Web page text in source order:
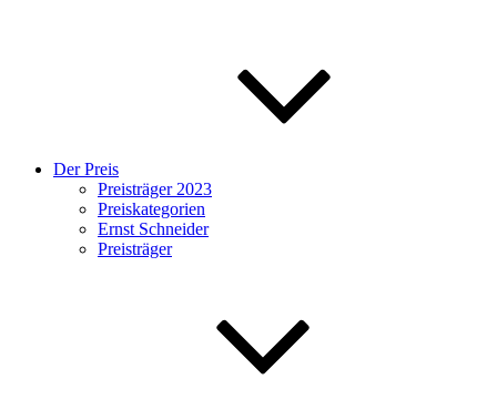
Der Preis
Preisträger 2023
Preiskategorien
Ernst Schneider
Preisträger